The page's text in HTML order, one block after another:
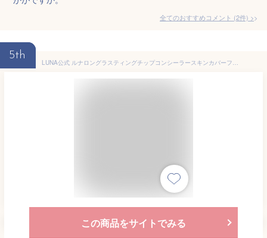
全てのおすすめコメント (2件) >
5th
LUNA公式 ルナロングラスティングチップコンシーラースキンカバーフィクシングフィット 7.5g 1号 バニラ
この商品をサイトでみる